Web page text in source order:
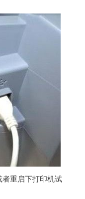
重启下打印机试